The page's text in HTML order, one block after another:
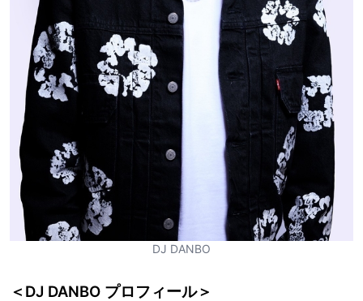
DJ DANBO
＜DJ DANBO プロフィール＞